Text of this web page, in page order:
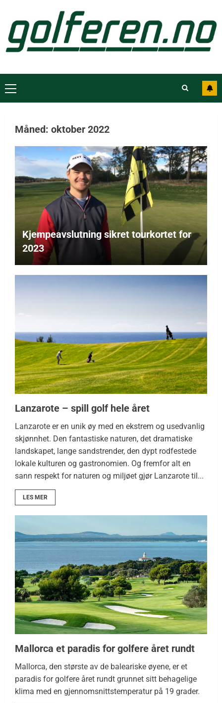
Måned: oktober 2022
Kjempeavslutning sikret tourkortet for
2023
Lanzarote – spill golf hele året
Lanzarote er en unik øy med en ekstrem og usedvanlig
skjønnhet. Den fantastiske naturen, det dramatiske
landskapet, lange sandstrender, den dypt rodfestede
lokale kulturen og gastronomien. Og fremfor alt en
sann respekt for naturen og miljøet gjør Lanzarote til...
LES MER
Mallorca et paradis for golfere året rundt
Mallorca, den største av de baleariske øyene, er et
paradis for golfere året rundt grunnet sitt behagelige
klima med en gjennomsnittstemperatur på 19 grader.